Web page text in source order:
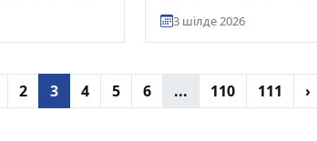
жатқан мемлекет. Тәуел...
3 шілде 2026
2 3 4 5 6 ... 110 111 ›